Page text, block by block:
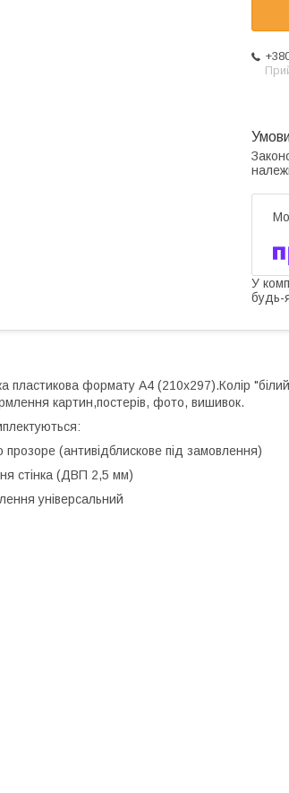
У
будь-
пластикова формату А4 (210х297).Колір
картин,постерів, фото, вишивок.
прозоре (антивідблискове під замовлення)
стінка (ДВП 2,5 мм)
універсальний